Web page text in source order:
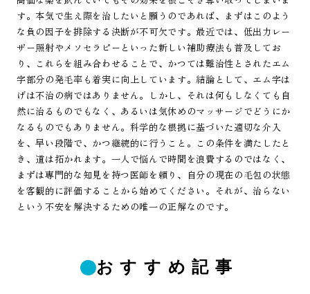
す。本気で生え際を治したいと願うのであれば、まずはこのよう
な負の因子を排除する決断が不可欠です。最近では、低出力レー
ザー照射やメソセラピーといった新しい補助療法も普及してお
り、これらを組み合わせることで、かつては難治性とされたエム
字部分の発毛率も着実に向上しています。結論として、エム字は
げは不治の病ではありません。しかし、それは何もしなくても自
然に治るものでもなく、あるいは気休めのマッサージでどうにか
なるものでもありません。科学的な根拠に基づいた適切な介入
を、早い段階で、かつ継続的に行うこと。この条件を満たしたと
き、道は拓かれます。一人で悩んで時間を浪費するのではなく、
まずは専門的な知見を持つ医師を頼り、自分の現在の毛包の状態
を客観的に評価することから始めてください。それが、治らない
という不安を解決するための唯一の正解なのです。
おすすめ記事